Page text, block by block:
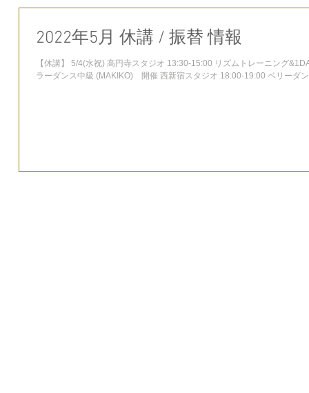
2022年5月 休講 / 振替 情報
【休講】 5/4(水祝) 高円寺スタジオ 13:30-15:00 リズムトレーニング
ラーダンス中級 (MAKIKO) 開催 西新宿スタジオ 18:00-19:00 ベリーダ